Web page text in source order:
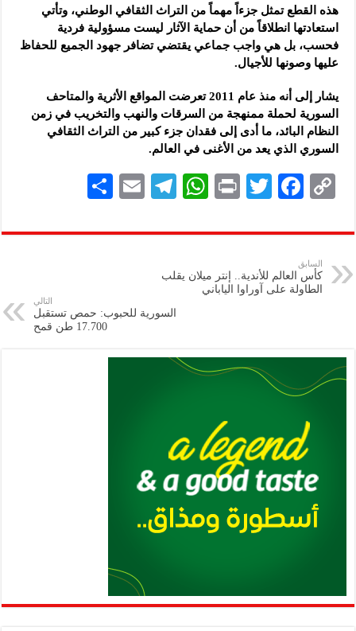
هذه القطع تمثل جزءاً مهماً من التراث الثقافي الوطني، وتأتي
استعادتها انطلاقاً من أن حماية الآثار ليست مسؤولية فردية
فحسب، بل هي واجب جماعي يقتضي تضافر جهود الجميع للحفاظ
عليها وصونها للأجيال.
يشار إلى أنه منذ عام 2011 تعرضت المواقع الأثرية والمتاحف
السورية لحملة ممنهجة من السرقات والنهب والتخريب في زمن
النظام البائد، ما أدى إلى فقدان جزء كبير من التراث الثقافي
السوري الذي يعد من الأغنى في العالم.
C
p
y
Li
F
eb
oo
k
T
tt
P
nt
W
at
A
p
Te
gr
E
ai
ar
السابق
كأس العالم للأندية.. إنتر ميلان يقلب
الطاولة على آوراوا الياباني
التالي
السورية للحبوب: حمص تستقبل
17.700 طن قمح